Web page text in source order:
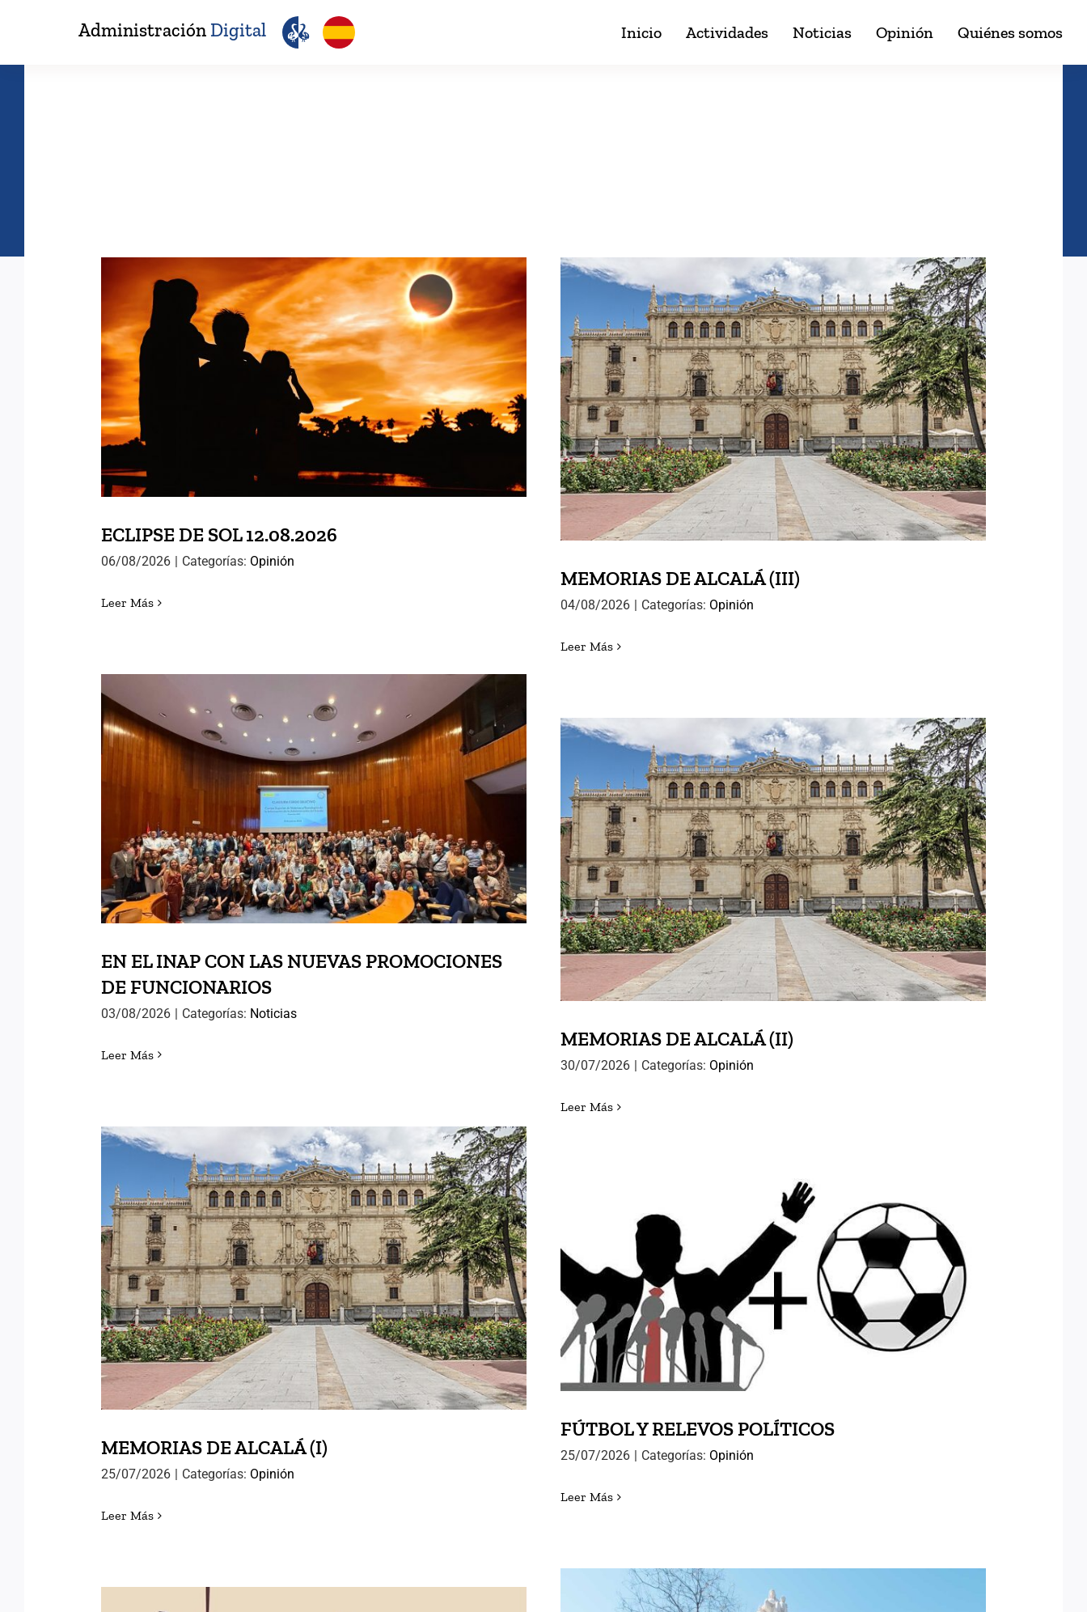
contenido
Administración Digital Inicio Actividades Noticias Opinión Quiénes somos
ECLIPSE DE SOL 12.08.2026
ECLIPSE DE SOL 12.08.2026
06/08/2026 Categorías: Opinión
Leer Más
MEMORIAS DE ALCALÁ (III)
MEMORIAS DE ALCALÁ (III)
04/08/2026 Categorías: Opinión
Leer Más
EN EL INAP CON LAS NUEVAS
PROMOCIONES DE FUNCIONARIOS
EN EL INAP CON LAS NUEVAS PROMOCIONES
DE FUNCIONARIOS
03/08/2026 | Categorías: Noticias
Leer Más
MEMORIAS DE ALCALÁ (II)
MEMORIAS DE ALCALÁ (II)
30/07/2026 Categorías: Opinión
Leer Más
MEMORIAS DE ALCALÁ (I)
MEMORIAS DE ALCALÁ (I)
25/07/2026 Categorías: Opinión
Leer Más
FÚTBOL Y RELEVOS POLÍTICOS
FÚTBOL Y RELEVOS POLÍTICOS
25/07/2026 | Categorías: Opinión
Leer Más